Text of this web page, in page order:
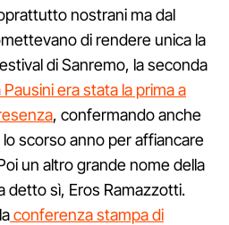
nostrani ma dal
di rendere unica la
di Sanremo, la seconda
Pausini era stata la prima a
, confermando anche
scorso anno per affiancare
un altro grande nome della
detto sì, Eros Ramazzotti.
conferenza stampa di